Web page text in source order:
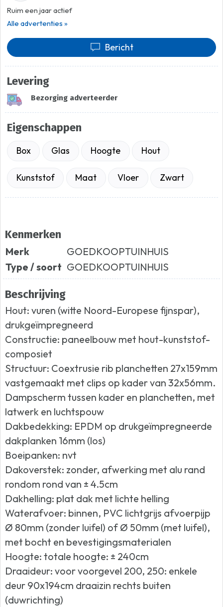
Ruim een jaar actief
Alle advertenties »
Bericht
Levering
Bezorging adverteerder
Eigenschappen
Box Glas Hoogte Hout
Kunststof Maat Vloer Zwart
Kenmerken
Merk
GOEDKOOPTUINHUIS
Type / soort GOEDKOOPTUINHUIS
Beschrijving
Hout: vuren (witte Noord-Europese fijnspar),
drukgeïmpregneerd
Constructie: paneelbouw met hout-kunststof-
composiet
Structuur: Coextrusie rib planchetten 27x159mm
vastgemaakt met clips op kader van 32x56mm.
Dampscherm tussen kader en planchetten, met
latwerk en luchtspouw
Dakbedekking: EPDM op drukgeïmpregneerde
dakplanken 16mm (los)
Boeipanken: nvt
Dakoverstek: zonder, afwerking met alu rand
rondom rond van ± 4.5cm
Dakhelling: plat dak met lichte helling
Waterafvoer: binnen, PVC lichtgrijs afvoerpijp
Ø 80mm (zonder luifel) of Ø 50mm (met luifel),
met bocht en bevestigingsmaterialen
Hoogte: totale hoogte: ± 240cm
Draaideur: voor voorgevel 200, 250: enkele
deur 90x194cm draaizin rechts buiten
(duwrichting)